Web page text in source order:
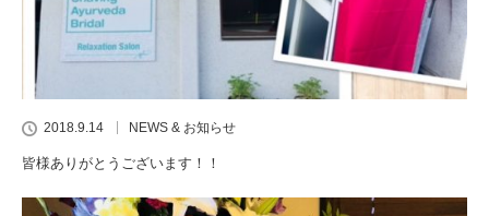
2018.9.14 NEWS & お知らせ
皆様ありがとうございます！！